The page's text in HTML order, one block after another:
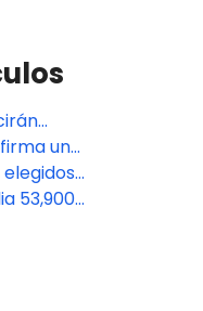
el
un
aviones
y
elegidos
53,900